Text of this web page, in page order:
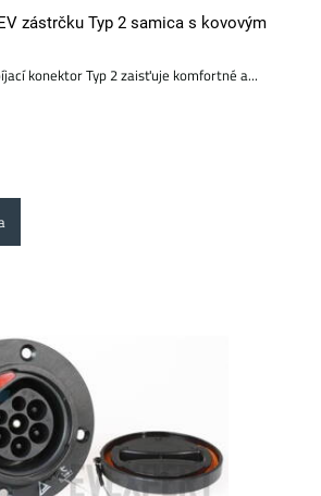
zástrčku Typ 2 samica s kovovým
konektor Typ 2 zaisťuje komfortné a...